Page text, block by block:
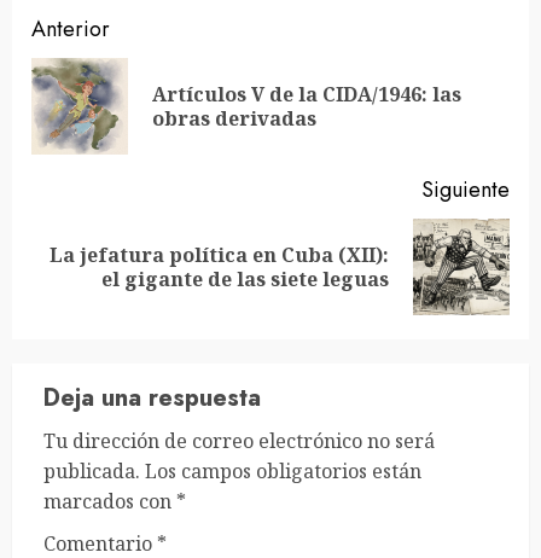
Sigue
leyendo
Anterior
Artículos V de la CIDA/1946: las
obras derivadas
Siguiente
Siguiente
entrada:
La jefatura política en Cuba (XII):
el gigante de las siete leguas
Deja una respuesta
Tu dirección de correo electrónico no será
publicada. Los campos obligatorios están
marcados con *
Comentario *